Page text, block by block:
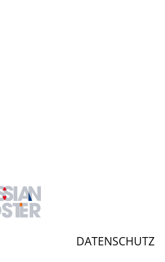
DATENSCHUTZ